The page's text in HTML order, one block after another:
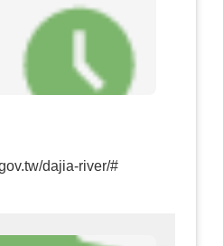
dajia-river/#